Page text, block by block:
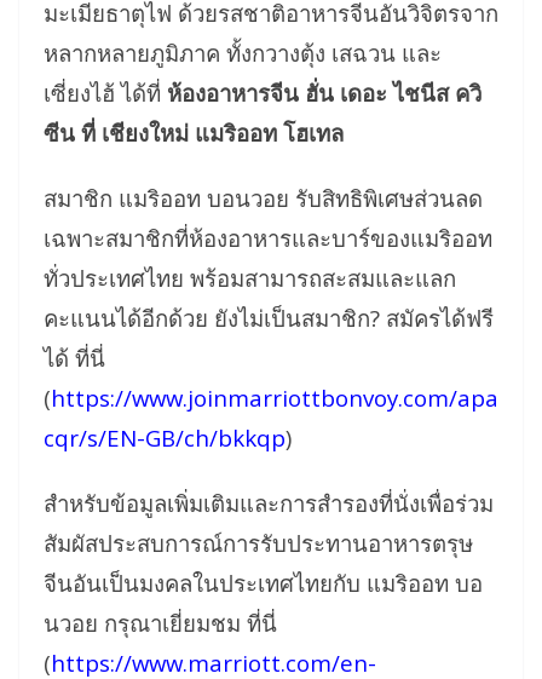
มะเมียธาตุไฟ ด้วยรสชาติอาหารจีนอันวิจิตรจาก
หลากหลายภูมิภาค ทั้งกวางตุ้ง เสฉวน และ
เซี่ยงไฮ้ ได้ที่ ห้องอาหารจีน ฮั่น เดอะ ไชนีส ควิ
ซีน ที่ เชียงใหม่ แมริออท โฮเทล
สมาชิก แมริออท บอนวอย รับสิทธิพิเศษส่วนลด
เฉพาะสมาชิกที่ห้องอาหารและบาร์ของแมริออท
ทั่วประเทศไทย พร้อมสามารถสะสมและแลก
คะแนนได้อีกด้วย ยังไม่เป็นสมาชิก? สมัครได้ฟรี
ได้ ที่นี่
(https://www.joinmarriottbonvoy.com/apa
cqr/s/EN-GB/ch/bkkqp)
สำหรับข้อมูลเพิ่มเติมและการสำรองที่นั่งเพื่อร่วม
สัมผัสประสบการณ์การรับประทานอาหารตรุษ
จีนอันเป็นมงคลในประเทศไทยกับ แมริออท บอ
นวอย กรุณาเยี่ยมชม ที่นี่
(https://www.marriott.com/en-